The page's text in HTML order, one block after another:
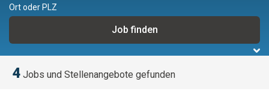
Ort oder PLZ
4 Jobs und Stellenangebote gefunden